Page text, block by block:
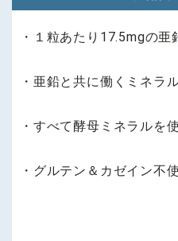
・１粒あたり17.5mgの亜
・亜鉛と共に働くミネラ
・すべて酵母ミネラルを
・グルテン＆カゼイン不